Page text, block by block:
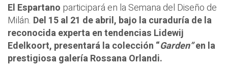
El Espartano participará en la Semana del Diseño de
Milán. Del 15 al 21 de abril, bajo la curaduría de la
reconocida experta en tendencias Lidewij
Edelkoort, presentará la colección “Garden”en la
prestigiosa galería Rossana Orlandi.